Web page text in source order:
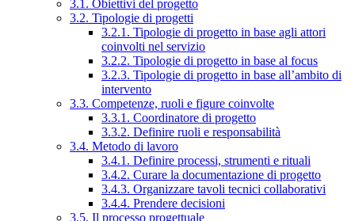
3.1. Obiettivi del progetto
3.2. Tipologie di progetti
3.2.1. Tipologie di progetto in base agli attori
coinvolti nel servizio
3.2.2. Tipologie di progetto in base al focus
3.2.3. Tipologie di progetto in base all’ambito di
intervento
3.3. Competenze, ruoli e figure coinvolte
3.3.1. Coordinatore di progetto
3.3.2. Definire ruoli e responsabilità
3.4. Metodo di lavoro
3.4.1. Definire processi, strumenti e rituali
3.4.2. Curare la documentazione di progetto
3.4.3. Organizzare tavoli tecnici collaborativi
3.4.4. Prendere decisioni
3.5. Il processo progettuale